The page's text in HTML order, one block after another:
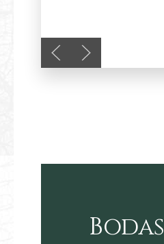
Previous slide
Next slide
Bodas